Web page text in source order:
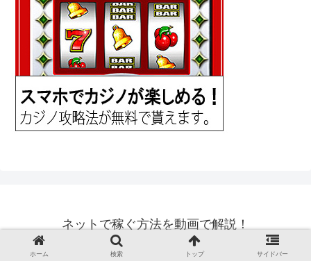
ネットで稼ぐ方法を動画で解説！
© 2018 ネットで稼ぐ方法を動画で解説！.
ホーム 検索 トップ サイドバー